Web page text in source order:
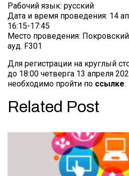
Рабочий язык: русский
Дата и время проведения: 14
16:15-17:45
Место проведения:
ауд. F301
Для регистрации на круглый
до 18:00 четверга 13 апреля
необходимо пройти по ссылке.
Related Post